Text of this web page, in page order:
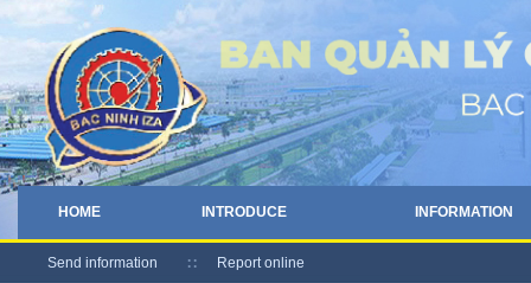
HOME INTRODUCE INFORMATION
Send information Report online